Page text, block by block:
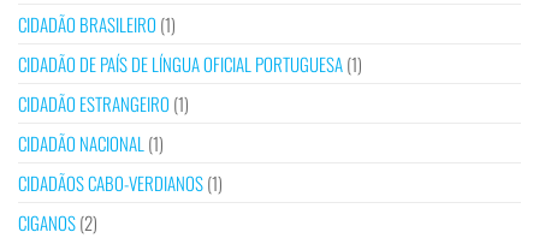
CIDADÃO BRASILEIRO (1)
CIDADÃO DE PAÍS DE LÍNGUA OFICIAL PORTUGUESA(1)
CIDADÃO ESTRANGEIRO (1)
CIDADÃO NACIONAL (1)
CIDADÃOS CABO-VERDIANOS(1)
CIGANOS(2)